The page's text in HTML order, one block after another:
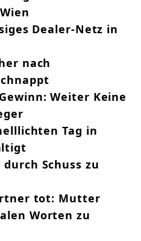
Dealer-Netz in
nach
Weiter Keine
Tag in
Schuss zu
tot: Mutter
Worten zu